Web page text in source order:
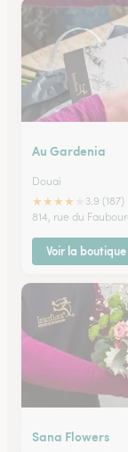
Au Gardenia
Douai
★★★★
3.9 (187)
814, rue du
Voir la boutique
Sana Flowers